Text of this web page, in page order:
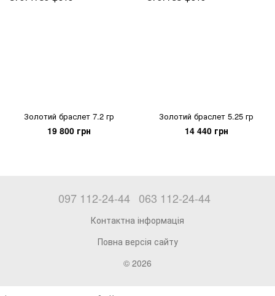
Золотий браслет 7.2 гр
19 800 грн
Золотий браслет 5.25 гр
14 440 грн
097 112-24-44 063 112-24-44
Контактна інформація
Повна версія сайту
© 2026